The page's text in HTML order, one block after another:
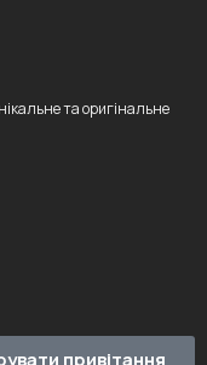
та оригінальне
привітання